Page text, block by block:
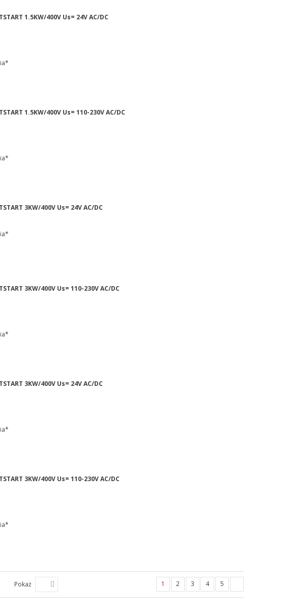
1.5KW/400V Us= 24V AC/DC
1.5KW/400V Us= 110-230V AC/DC
3KW/400V Us= 24V AC/DC
3KW/400V Us= 110-230V AC/DC
3KW/400V Us= 24V AC/DC
3KW/400V Us= 110-230V AC/DC
Pokaż 1 2 3 4 5